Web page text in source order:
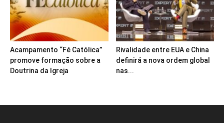
Acampamento “Fé Católica”
promove formação sobre a
Doutrina da Igreja
Rivalidade entre EUA e China
definirá a nova ordem global
nas...